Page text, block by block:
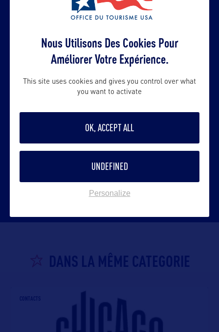
californie-tourism@hopscotch.one
Suivre
VOIR LE SITE
DANS LA MÊME CATEGORIE
CONTACTS
Nous Utilisons Des Cookies Pour
Améliorer Votre Expérience.
This site uses cookies and gives you control over what
you want to activate
OK, ACCEPT ALL
UNDEFINED
Personalize